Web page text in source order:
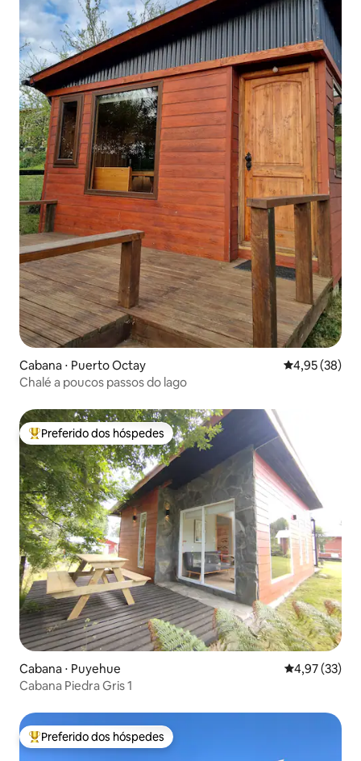
Cabana ⋅ Puerto Octay 4,95 de uma
4,95 (38)
Chalé a poucos passos do lago
Entre os melhores preferidos dos hóspedes
Preferido dos hóspedes
Cabana ⋅ Puyehue 4,97 de uma
4,97 (33)
Cabana Piedra Gris 1
Entre os melhores preferidos dos hóspedes
Preferido dos hóspedes